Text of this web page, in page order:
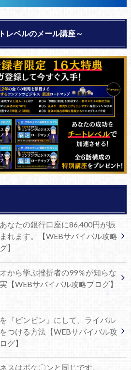
レベルのメール講座～
なたの銀行口座に86,400円が振
れます。【WEBサバイバル攻略
】
から学ぶ挫折者の99％が知らな
【WEBサバイバル攻略ブログ】
『ビンビン』にして、ライバル
つける方法【WEBサバイバル攻
グ】
スはポケ〇ンと同じです。